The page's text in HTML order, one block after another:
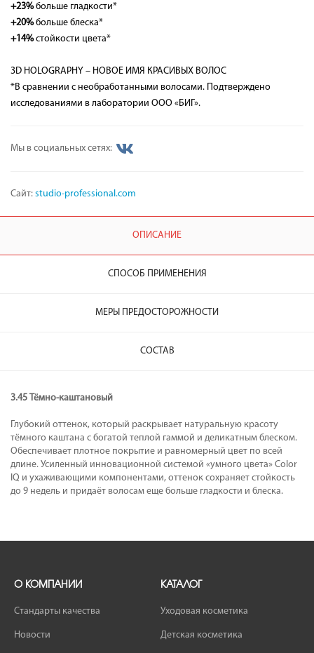
+23%больше гладкости*
+20%больше блеска*
+14%стойкости цвета*
3D HOLOGRAPHY – НОВОЕ ИМЯ КРАСИВЫХ ВОЛОС
*В сравнении с необработанными волосами. Подтверждено
исследованиями в лаборатории ООО «БИГ».
Мы в социальных сетях:
Сайт: studio-professional.com
ОПИСАНИЕ
СПОСОБ ПРИМЕНЕНИЯ
МЕРЫ ПРЕДОСТОРОЖНОСТИ
СОСТАВ
3.45 Тёмно-каштановый
Глубокий оттенок, который раскрывает натуральную красоту
тёмного каштана с богатой теплой гаммой и деликатным блеском.
Обеспечивает плотное покрытие и равномерный цвет по всей
длине. Усиленный инновационной системой «умного цвета» Color
IQ и ухаживающими компонентами, оттенок сохраняет стойкость
до 9 недель и придаёт волосам еще больше гладкости и блеска.
О КОМПАНИИ
Стандарты качества
Новости
КАТАЛОГ
Уходовая косметика
Детская косметика